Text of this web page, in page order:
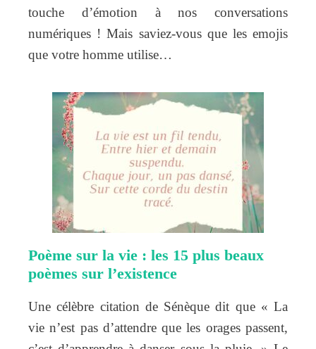
touche d’émotion à nos conversations
numériques ! Mais saviez-vous que les emojis
que votre homme utilise…
Poème sur la vie : les 15 plus beaux
poèmes sur l’existence
Une célèbre citation de Sénèque dit que « La
vie n’est pas d’attendre que les orages passent,